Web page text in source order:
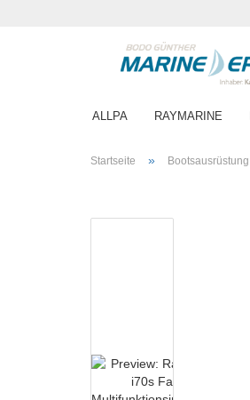
ALLPA RAYMARINE
Startseite » Bootsausrüstung